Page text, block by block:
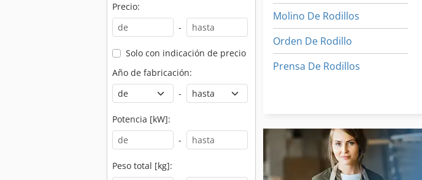
Precio:
-
Solo con indicación de precio
Año de fabricación:
-
Potencia [kW]:
-
Peso total [kg]:
Molino De Rodillos
Orden De Rodillo
Prensa De Rodillos
Rodillo De Alimentación
Rodillo De Calefacción